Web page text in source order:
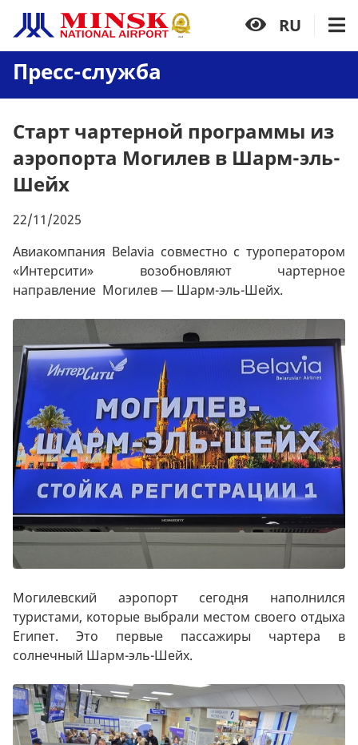
RU
Пресс-служба
Старт чартерной программы из
аэропорта Могилев в Шарм-эль-
Шейх
22/11/2025
Авиакомпания Belavia совместно с туроператором
«Интерсити» возобновляют чартерное
направление Могилев — Шарм-эль-Шейх.
Могилевский аэропорт сегодня наполнился
туристами, которые выбрали местом своего отдыха
Египет. Это первые пассажиры чартера в
солнечный Шарм-эль-Шейх.